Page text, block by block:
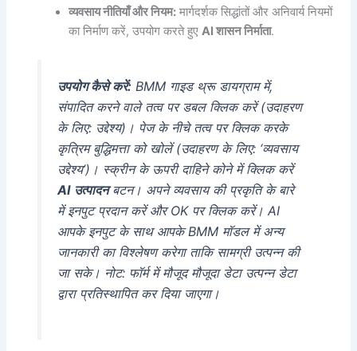
व्यवसाय नीतियाँ और नियम: मार्गदर्शक सिद्धांतों और अनिवार्य नियमों
का निर्माण करें, उपयोग करते हुएAI शासन निर्माता.
उपयोग कैसे करें:BMM गाइड थ्रू डायग्राम में,
संपादित करने वाले तत्व पर डबल क्लिक करें (उदाहरण
के लिए: उद्देश्य)। पेज के नीचे तत्व पर क्लिक करके
कृत्रिम बुद्धिमत्ता को खोलें (उदाहरण के लिए: ‘व्यवसाय
उद्देश्य’)। स्क्रीन के ऊपरी दाहिने कोने में क्लिक करें
AI उत्पादनबटन। अपने व्यवसाय की प्रकृति के बारे
में इनपुट प्रदान करें और OK पर क्लिक करें। AI
आपके इनपुट के साथ आपके BMM मॉडल में अन्य
जानकारी का विश्लेषण करेगा ताकि सामग्री उत्पन्न की
जा सके। नोट: फॉर्म में मौजूद मौजूदा डेटा उत्पन्न डेटा
द्वारा प्रतिस्थापित कर दिया जाएगा।